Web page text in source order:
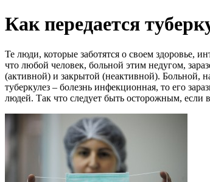
Как передается
Те люди, которые заботятся о своем здоровье,
что любой человек, больной этим недугом,
(активной) и закрытой (неактивной). Больной,
туберкулез – болезнь инфекционная, то его
людей. Так что следует быть осторожным,